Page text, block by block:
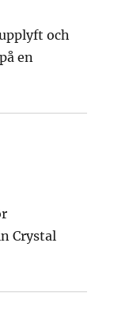
och
en
Crystal